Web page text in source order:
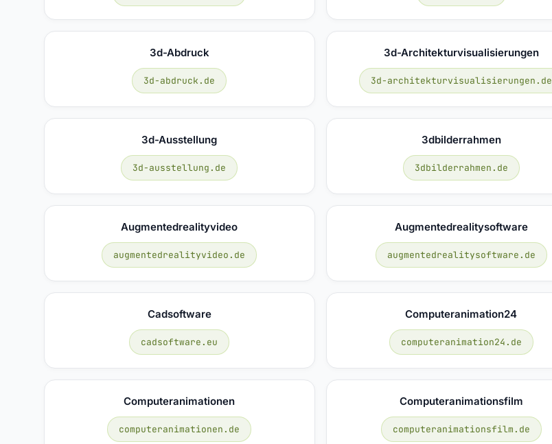
3d-Abdruck
3d-abdruck.de
3d-Architekturvisualisierungen
3d-architekturvisualisierungen.de
3d-Ausstellung
3d-ausstellung.de
3dbilderrahmen
3dbilderrahmen.de
Augmentedrealityvideo
augmentedrealityvideo.de
Augmentedrealitysoftware
augmentedrealitysoftware.de
Cadsoftware
cadsoftware.eu
Computeranimation24
computeranimation24.de
Computeranimationen
computeranimationen.de
Computeranimationsfilm
computeranimationsfilm.de